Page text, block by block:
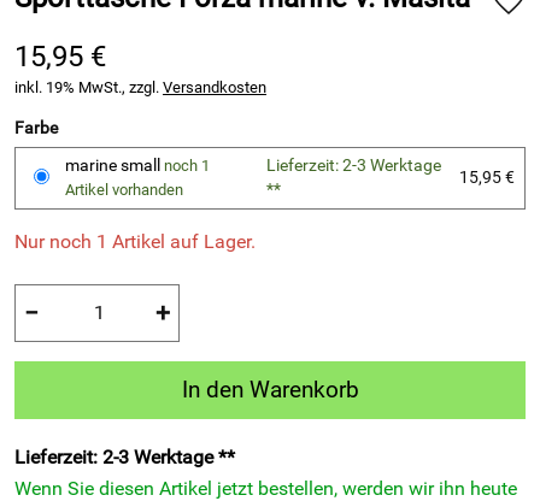
15,95 €
inkl. 19% MwSt., zzgl. Versandkosten
Farbe
marine small noch 1
Artikel vorhanden
Lieferzeit: 2-3 Werktage
**
15,95 €
Nur noch 1 Artikel auf Lager.
− +
In den Warenkorb
Lieferzeit: 2-3 Werktage **
Wenn Sie diesen Artikel jetzt bestellen, werden wir ihn heute